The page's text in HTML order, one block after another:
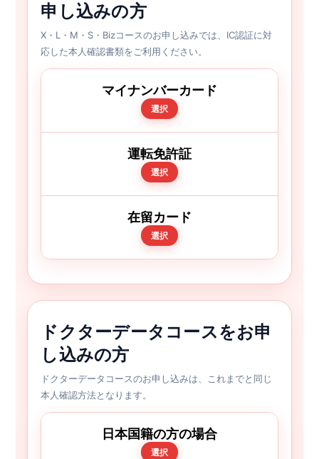
申し込みの方
X・L・M・S・Bizコースのお申し込みでは、IC認証に対
応した本人確認書類をご利用ください。
マイナンバーカード
選択
運転免許証
選択
在留カード
選択
ドクターデータコースをお申
し込みの方
ドクターデータコースのお申し込みは、これまでと同じ
本人確認方法となります。
日本国籍の方の場合
選択